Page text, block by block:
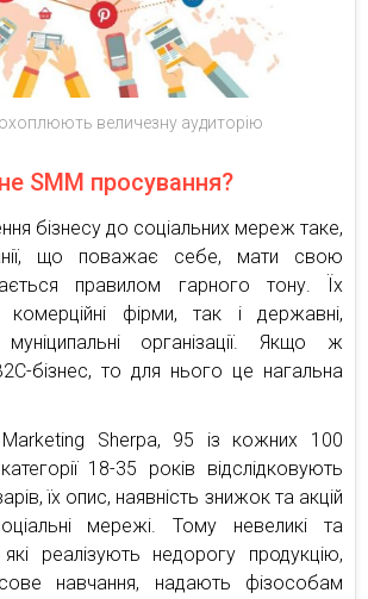
охоплюють величезну аудиторію
SMM просування?
бізнесу до соціальних мереж таке,
що поважає себе, мати свою
правилом гарного тону. Їх
фірми, так і державні,
організації. Якщо ж
бізнес, то для нього це нагальна
Sherpa, 95 із кожних 100
18-35 років відслідковують
їх опис, наявність знижок та акцій
мережі. Тому невеликі та
реалізують недорогу продукцію,
навчання, надають фізособам